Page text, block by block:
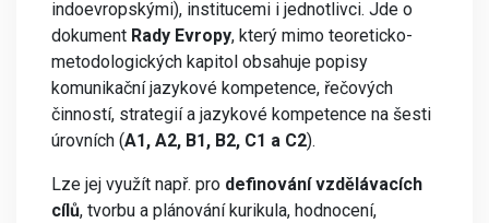
indoevropskými), institucemi i jednotlivci. Jde o
dokument Rady Evropy, který mimo teoreticko-
metodologických kapitol obsahuje popisy
komunikační jazykové kompetence, řečových
činností, strategií a jazykové kompetence na šesti
úrovních (A1, A2, B1, B2, C1 a C2).
Lze jej využít např. pro definování vzdělávacích
cílů, tvorbu a plánování kurikula, hodnocení,